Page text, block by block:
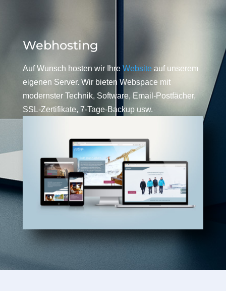
Webhosting
Auf Wunsch hosten wir Ihre Website auf unserem
eigenen Server. Wir bieten Webspace mit
modernster Technik, Software, Email-Postfächer,
SSL-Zertifikate, 7-Tage-Backup usw.